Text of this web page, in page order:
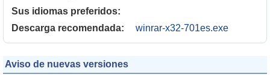
Sus idiomas preferidos:
Descarga recomendada:
winrar-x32-701es.exe
Aviso de nuevas versiones